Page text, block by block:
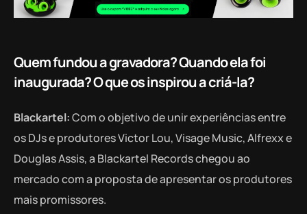
Quem fundou a gravadora? Quando ela foi
inaugurada? O que os inspirou a criá-la?
Blackartel:Com o objetivo de unir experiências entre
os DJs e produtores Victor Lou, Visage Music, Alfrexx e
Douglas Assis, a Blackartel Records chegou ao
mercado com a proposta de apresentar os produtores
mais promissores.